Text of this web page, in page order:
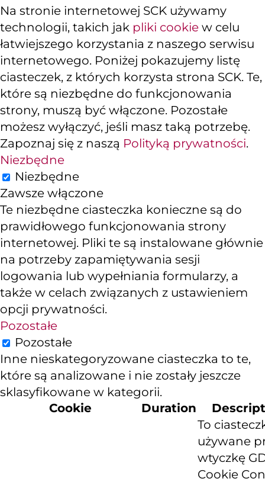
Na stronie internetowej SCK używamy
technologii, takich jak pliki cookie w celu
łatwiejszego korzystania z naszego serwisu
internetowego. Poniżej pokazujemy listę
ciasteczek, z których korzysta strona SCK. Te,
które są niezbędne do funkcjonowania
strony, muszą być włączone. Pozostałe
możesz wyłączyć, jeśli masz taką potrzebę.
Zapoznaj się z naszą Polityką prywatności.
Niezbędne
Niezbędne
Zawsze włączone
Te niezbędne ciasteczka konieczne są do
prawidłowego funkcjonowania strony
internetowej. Pliki te są instalowane głównie
na potrzeby zapamiętywania sesji
logowania lub wypełniania formularzy, a
także w celach związanych z ustawieniem
opcji prywatności.
Pozostałe
Pozostałe
Inne nieskategoryzowane ciasteczka to te,
które są analizowane i nie zostały jeszcze
sklasyfikowane w kategorii.
Cookie
Duration
To
używane
wtyczkę
Cookie